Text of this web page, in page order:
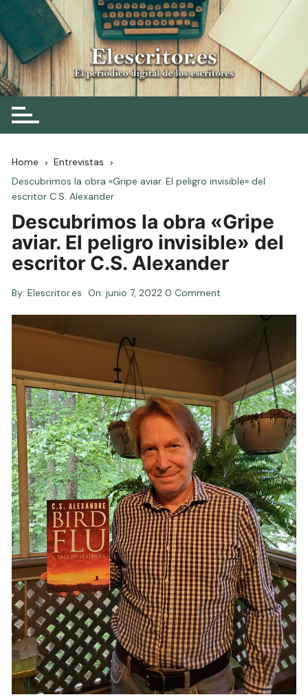
Skip
to
content
Elescritor.es
El periódico digital de los escritores
Home
Entrevistas
Descubrimos la obra «Gripe aviar. El peligro invisible» del
escritor C.S. Alexander
Descubrimos la obra «Gripe
aviar. El peligro invisible» del
escritor C.S. Alexander
By: Elescritor.es On:junio 7, 2022 0 Comment